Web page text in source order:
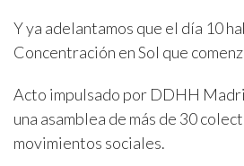
Y ya adelantamos que el día 10
Concentración en Sol que
Acto impulsado por DDHH
una asamblea de más de 30
movimientos sociales.